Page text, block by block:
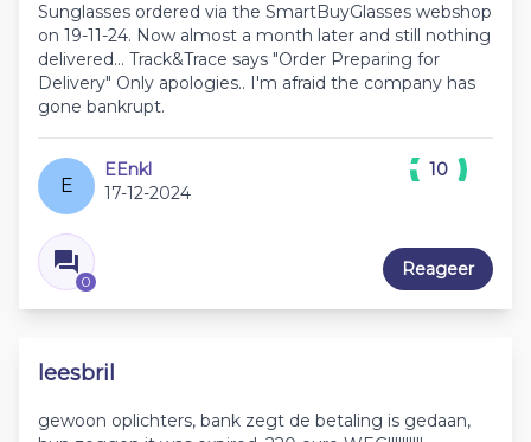
Sunglasses ordered via the SmartBuyGlasses webshop
on 19-11-24. Now almost a month later and still nothing
delivered... Track&Trace says "Order Preparing for
Delivery" Only apologies.. I'm afraid the company has
gone bankrupt.
E
EEnkl
17-12-2024
0
10
Reageer
leesbril
gewoon oplichters, bank zegt de betaling is gedaan,